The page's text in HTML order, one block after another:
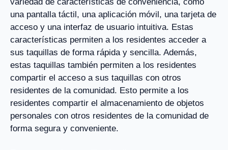
una pantalla táctil, una aplicación móvil, una tarjeta de
acceso y una interfaz de usuario intuitiva. Estas
características permiten a los residentes acceder a
sus taquillas de forma rápida y sencilla. Además,
estas taquillas también permiten a los residentes
compartir el acceso a sus taquillas con otros
residentes de la comunidad. Esto permite a los
residentes compartir el almacenamiento de objetos
personales con otros residentes de la comunidad de
forma segura y conveniente.